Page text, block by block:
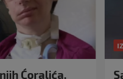
Ćoralića,